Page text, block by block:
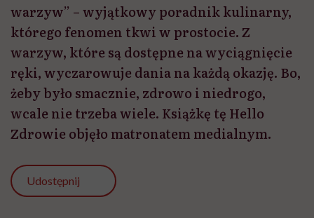
warzyw” – wyjątkowy poradnik kulinarny,
którego fenomen tkwi w prostocie. Z
warzyw, które są dostępne na wyciągnięcie
ręki, wyczarowuje dania na każdą okazję. Bo,
żeby było smacznie, zdrowo i niedrogo,
wcale nie trzeba wiele. Książkę tę Hello
Zdrowie objęło matronatem medialnym.
Udostępnij